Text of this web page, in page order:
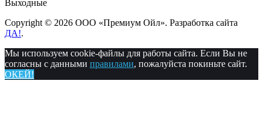
Выходные
Copyright © 2026 ООО «Премиум Ойл». Разработка сайта
ДА!.
Мы используем cookie-файлы для работы сайта. Если Вы не
согласны с данными правилами, пожалуйста покиньте сайт.
ОКЕЙ!